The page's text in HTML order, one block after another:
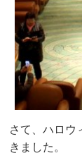
さて、ハロウ
きました。